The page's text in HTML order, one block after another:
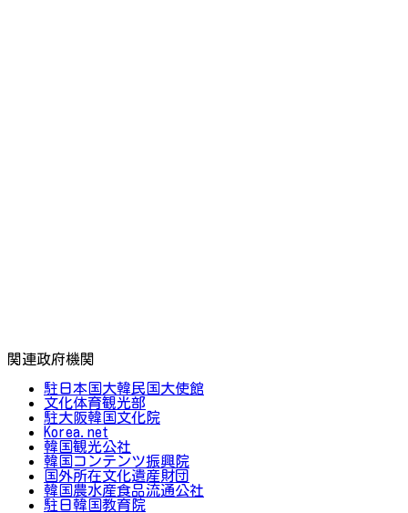
関連政府機関
駐日本国大韓民国大使館
文化体育観光部
駐大阪韓国文化院
Korea.net
韓国観光公社
韓国コンテンツ振興院
国外所在文化遺産財団
韓国農水産食品流通公社
駐日韓国教育院